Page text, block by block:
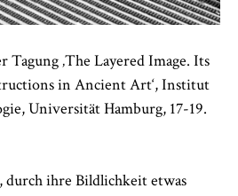
Tagung ‚The Layered Image. Its
in Ancient Art‘, Institut
Universität Hamburg, 17-19.
ihre Bildlichkeit etwas